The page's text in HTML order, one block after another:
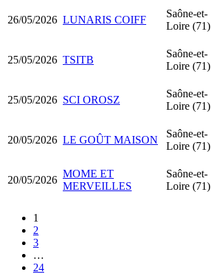
26/05/2026 LUNARIS COIFF
Saône-et-
Loire (71)
25/05/2026 TSITB
Saône-et-
Loire (71)
25/05/2026 SCI OROSZ
Saône-et-
Loire (71)
20/05/2026 LE GOÛT MAISON
Saône-et-
Loire (71)
20/05/2026
MOME ET
MERVEILLES
Saône-et-
Loire (71)
1
2
3
…
24